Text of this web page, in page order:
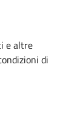
e altre
di